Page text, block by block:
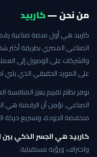
من نحن —كاربيد
الصناعي المصري بطريقة أكثر
والشركات على الوصول إلى
على المورد الحقيقي الذي يلبي
نوفر نظام تقييم يعزز
الصناعي. نؤمن أن الرقمنة هي
منخفضة الجودة، وتسريع حركة
كاربيد هي الجسر الذكي
واحتراف، ورؤية مستقبلية.